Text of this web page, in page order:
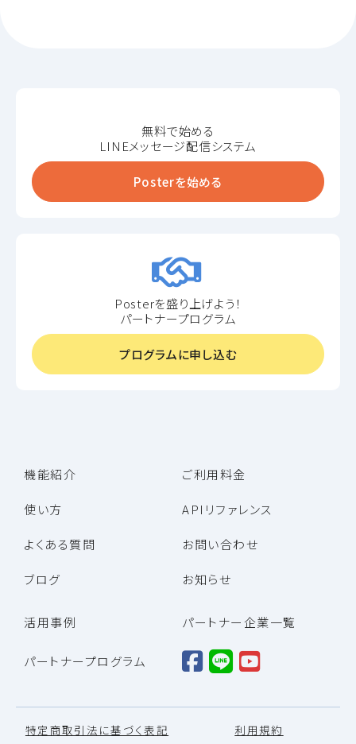
機能紹介
使い方
よくある質問
ブログ
ご利用料金
APIリファレンス
お問い合わせ
お知らせ
活用事例 パートナー企業一覧
パートナープログラム
特定商取引法に基づく表記
利用規約
無料で始める
LINEメッセージ配信システム
Posterを始める
Posterを盛り上げよう！
パートナープログラム
プログラムに申し込む